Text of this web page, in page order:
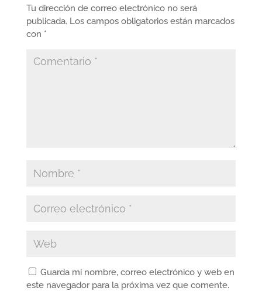
Tu dirección de correo electrónico no será
publicada. Los campos obligatorios están marcados
con *
Guarda mi nombre, correo electrónico y web en
este navegador para la próxima vez que comente.